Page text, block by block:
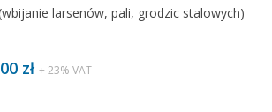
larsenów, pali, grodzic stalowych)
zł + 23% VAT